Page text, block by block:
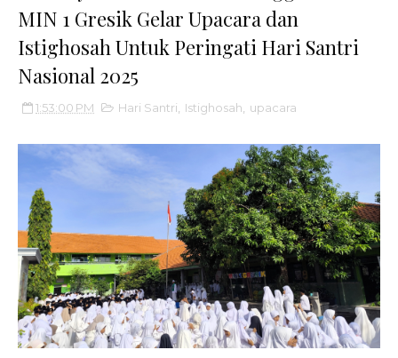
MIN 1 Gresik Gelar Upacara dan
Istighosah Untuk Peringati Hari Santri
Nasional 2025
1:53:00 PM Hari Santri Istighosah upacara